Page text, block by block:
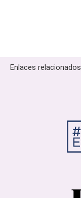
Enlaces relacionados